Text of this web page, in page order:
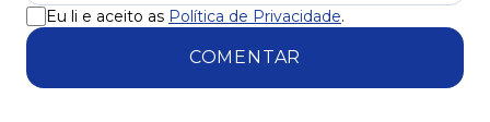
Eu li e aceito as Política de Privacidade.
COMENTAR